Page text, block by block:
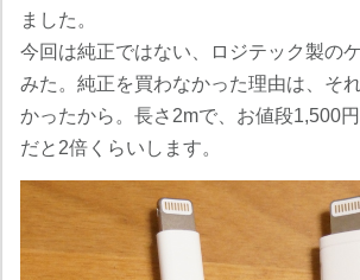
ました。
今回は純正ではない、ロジテック製の
みた。純正を買わなかった理由は、そ
かったから。長さ2mで、お値段1,500
だと2倍くらいします。